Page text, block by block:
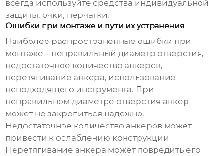
всегда используйте средства индивидуальной
защиты: очки, перчатки.
Ошибки при монтаже и пути их устранения
Наиболее распространенные ошибки при
монтаже – неправильный диаметр отверстия,
недостаточное количество анкеров,
перетягивание анкера, использование
неподходящего инструмента. При
неправильном диаметре отверстия анкер
может не закрепиться надежно.
Недостаточное количество анкеров может
привести к ослаблению конструкции.
Перетягивание анкера может повредить его